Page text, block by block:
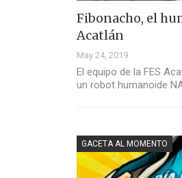
Fibonacho, el
Acatlán
May 24, 2019
El equipo de la FES
un robot humanoide
GACETA AL MOMENTO